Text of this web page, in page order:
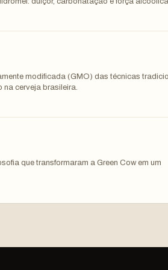
modificada (GMO) das técnicas
na cerveja brasileira.
que transformaram a Green Cow em um